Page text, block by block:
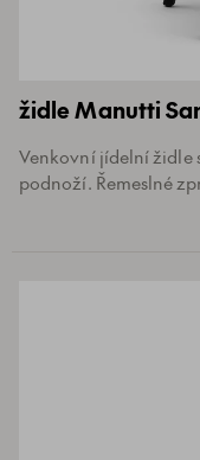
židle Manutti
Venkovní jídelní židle
podnoží. Řemeslné